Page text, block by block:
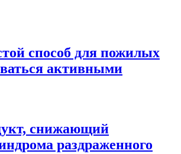
способ для пожилых
активными
снижающий
раздраженного